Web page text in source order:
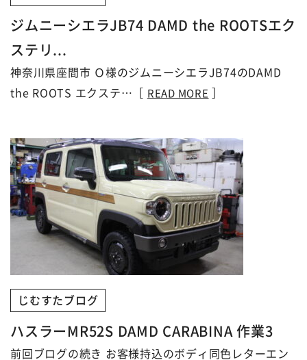
ジムニーシエラJB74 DAMD the ROOTSエク
ステリ...
神奈川県座間市 Ｏ様のジムニーシエラJB74のDAMD
the ROOTS エクステ…［
READ MORE
じむすたブログ
ハスラーMR52S DAMD CARABINA 作業3
前回ブログの続き お客様持込のボディ同色レターエン